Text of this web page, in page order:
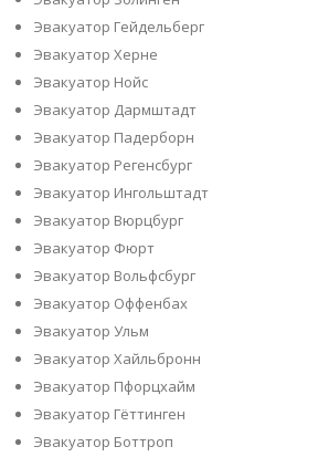
Эвакуатор Гейдельберг
Эвакуатор Херне
Эвакуатор Нойс
Эвакуатор Дармштадт
Эвакуатор Падерборн
Эвакуатор Регенсбург
Эвакуатор Ингольштадт
Эвакуатор Вюрцбург
Эвакуатор Фюрт
Эвакуатор Вольфсбург
Эвакуатор Оффенбах
Эвакуатор Ульм
Эвакуатор Хайльбронн
Эвакуатор Пфорцхайм
Эвакуатор Гёттинген
Эвакуатор Боттроп